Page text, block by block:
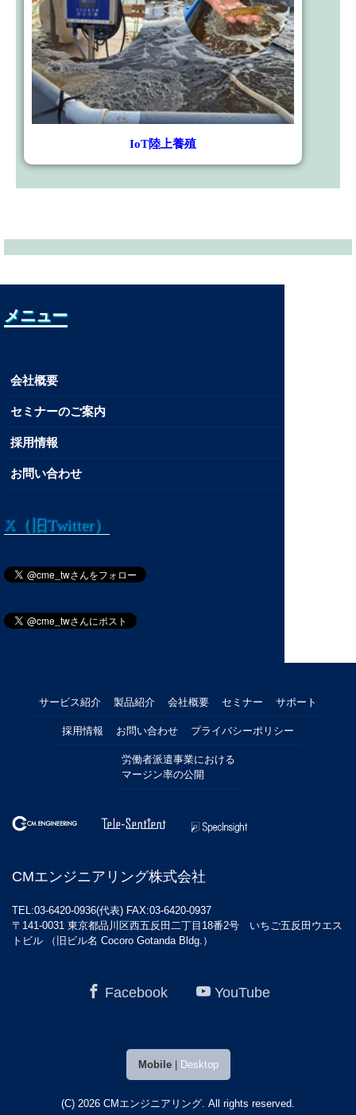
IoT陸上養殖
メニュー
会社概要
セミナーのご案内
採用情報
お問い合わせ
X（旧Twitter）
サービス紹介 製品紹介 会社概要 セミナー サポート
採用情報 お問い合わせ プライバシーポリシー
労働者派遣事業における
マージン率の公開
CMエンジニアリング株式会社
TEL:03-6420-0936(代表) FAX:03-6420-0937
〒141-0031 東京都品川区西五反田二丁目18番2号 いちご五反田ウエス
トビル （旧ビル名 Cocoro Gotanda Bldg.）
Facebook YouTube
Mobile| Desktop
(C) 2026 CMエンジニアリング . All rights reserved.